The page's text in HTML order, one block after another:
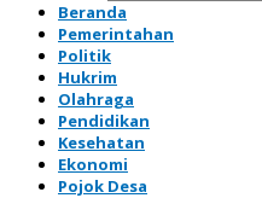
Beranda
Pemerintahan
Politik
Hukrim
Olahraga
Pendidikan
Kesehatan
Ekonomi
Pojok Desa